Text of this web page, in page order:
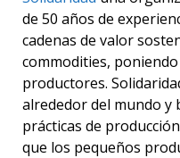
de 50 años de
cadenas de valor
commodities,
productores.
alrededor del mundo y
prácticas de
que los pequeños